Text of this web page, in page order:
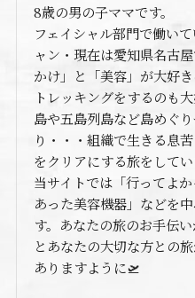
8歳の男の子ママです。
フェイシャル部門で働い
ャン・現在は愛知県名古
かけ」と「美容」が大好
トレッキングをするのも
島や五島列島など島めぐ
り・・・組織で生きる息
をクリアにする旅をして
当サイトでは「行ってよ
あった美容機器」などを
す。あなたの旅のお手伝
とあなたの大切な方との
ありますように🛫